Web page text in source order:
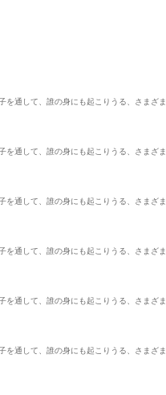
を通して、誰の身にも起こりうる、さまざ
を通して、誰の身にも起こりうる、さまざ
を通して、誰の身にも起こりうる、さまざ
を通して、誰の身にも起こりうる、さまざ
を通して、誰の身にも起こりうる、さまざ
を通して、誰の身にも起こりうる、さまざ